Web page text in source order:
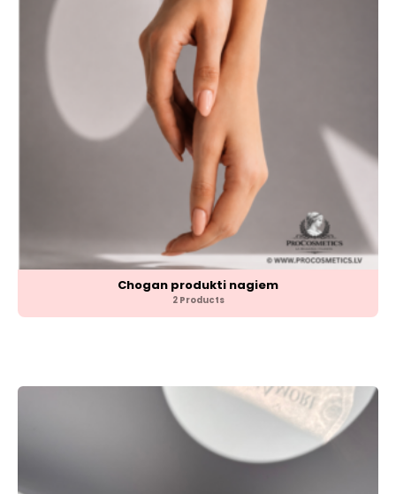
Chogan produkti nagiem
2 Products